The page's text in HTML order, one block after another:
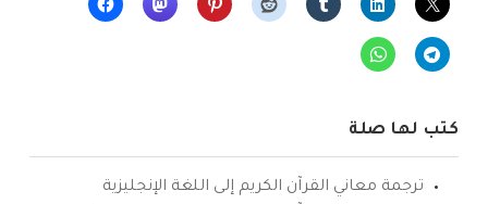
كتب لها صلة
ترجمة معاني القرآن الكريم إلى اللغة الإنجليزية